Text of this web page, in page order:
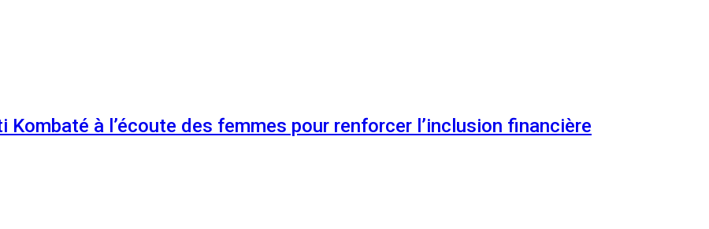
à l’écoute des femmes pour renforcer l’inclusion financière